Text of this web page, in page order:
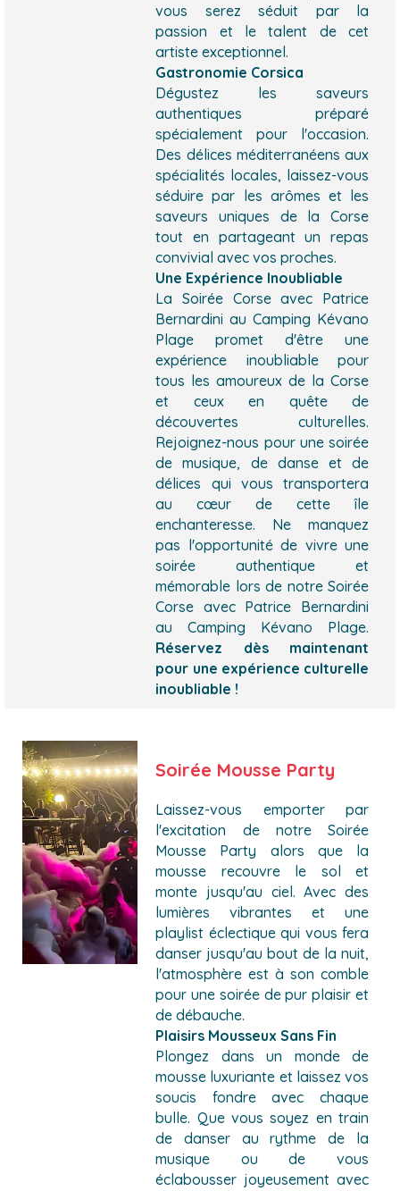
vous serez séduit par la
passion et le talent de cet
artiste exceptionnel.
Gastronomie Corsica
Dégustez les saveurs
authentiques préparé
spécialement pour l'occasion.
Des délices méditerranéens aux
spécialités locales, laissez-vous
séduire par les arômes et les
saveurs uniques de la Corse
tout en partageant un repas
convivial avec vos proches.
Une Expérience Inoubliable
La Soirée Corse avec Patrice
Bernardini au Camping Kévano
Plage promet d'être une
expérience inoubliable pour
tous les amoureux de la Corse
et ceux en quête de
découvertes culturelles.
Rejoignez-nous pour une soirée
de musique, de danse et de
délices qui vous transportera
au cœur de cette île
enchanteresse. Ne manquez
pas l'opportunité de vivre une
soirée authentique et
mémorable lors de notre Soirée
Corse avec Patrice Bernardini
au Camping Kévano Plage.
Réservez dès maintenant
pour une expérience culturelle
inoubliable !
Soirée Mousse Party
Laissez-vous emporter par
l'excitation de notre Soirée
Mousse Party alors que la
mousse recouvre le sol et
monte jusqu'au ciel. Avec des
lumières vibrantes et une
playlist éclectique qui vous fera
danser jusqu'au bout de la nuit,
l'atmosphère est à son comble
pour une soirée de pur plaisir et
de débauche.
Plaisirs Mousseux Sans Fin
Plongez dans un monde de
mousse luxuriante et laissez vos
soucis fondre avec chaque
bulle. Que vous soyez en train
de danser au rythme de la
musique ou de vous
éclabousser joyeusement avec